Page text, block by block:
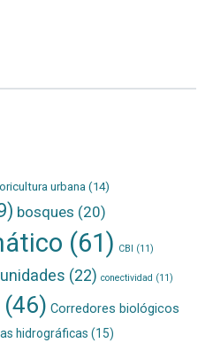
urbana(14)
bosques (20)
(61) CBI (11)
(22) conectividad (11)
(46) Corredores biológicos
hidrográficas (15)